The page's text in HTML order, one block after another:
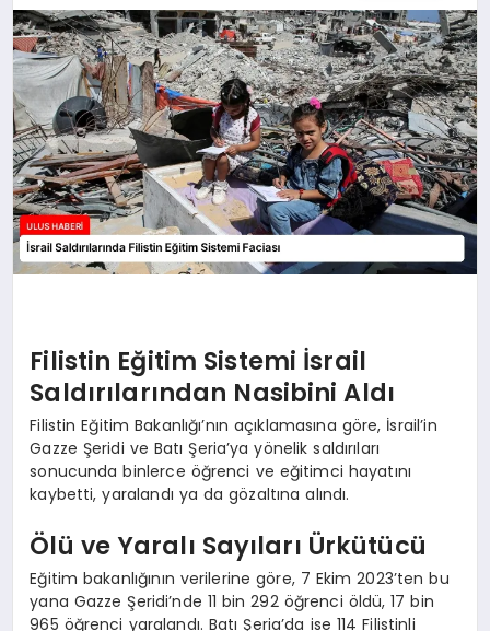
Filistin Eğitim Sistemi İsrail
Saldırılarından Nasibini Aldı
Filistin Eğitim Bakanlığı’nın açıklamasına göre, İsrail’in
Gazze Şeridi ve Batı Şeria’ya yönelik saldırıları
sonucunda binlerce öğrenci ve eğitimci hayatını
kaybetti, yaralandı ya da gözaltına alındı.
Ölü ve Yaralı Sayıları Ürkütücü
Eğitim bakanlığının verilerine göre, 7 Ekim 2023’ten bu
yana Gazze Şeridi’nde 11 bin 292 öğrenci öldü, 17 bin
965 öğrenci yaralandı. Batı Şeria’da ise 114 Filistinli